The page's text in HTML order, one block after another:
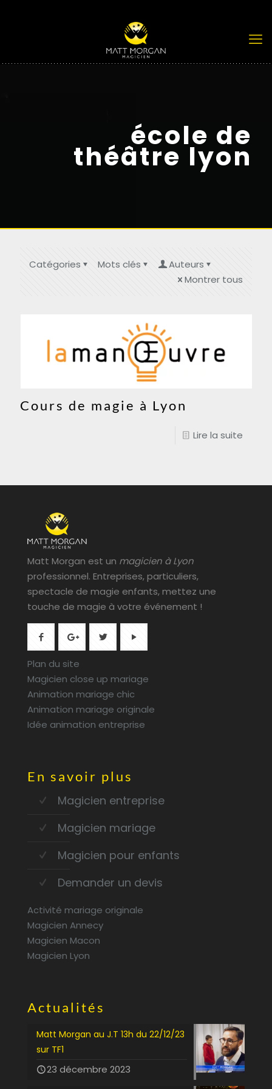
école de
théâtre lyon
Catégories Mots clés
Auteurs
Montrer tous
Cours de magie à Lyon
Lire la suite
Matt Morgan est un magicien à Lyon
professionnel. Entreprises, particuliers,
spectacle de magie enfants, mettez une
touche de magie à votre événement !
Plan du site
Magicien close up mariage
Animation mariage chic
Animation mariage originale
Idée animation entreprise
En savoir plus
Magicien entreprise
Magicien mariage
Magicien pour enfants
Demander un devis
Activité mariage originale
Magicien Annecy
Magicien Macon
Magicien Lyon
Actualités
Matt Morgan au J.T 13h du 22/12/23
sur TF1
23 décembre 2023